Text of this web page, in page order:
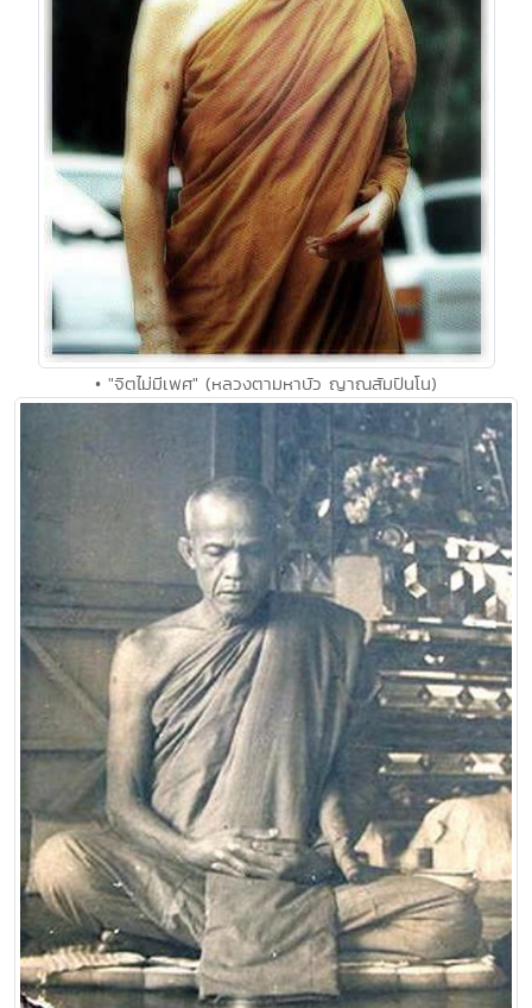
• "จิตไม่มีเพศ" (หลวงตามหาบัว ญาณสัมปันโน)